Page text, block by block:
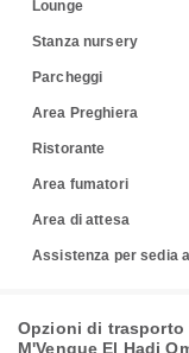
Lounge
Stanza nursery
Parcheggi
Area Preghiera
Ristorante
Area fumatori
Area di attesa
Assistenza per sedia
Opzioni di trasporto
M'Vengue El Hadj